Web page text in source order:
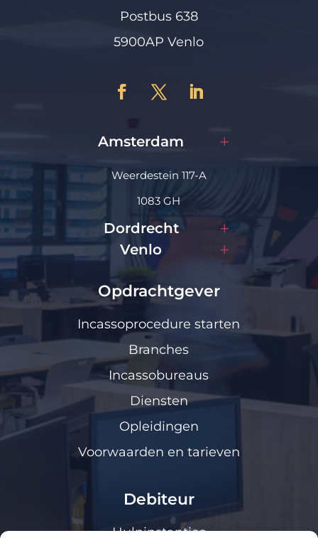
Postbus 638
5900AP Venlo
Amsterdam
Weerdestein 117-A
1083 GH
Dordrecht
Venlo
Opdrachtgever
Incassoprocedure starten
Branches
Incassobureaus
Diensten
Opleidingen
Voorwaarden en tarieven
Debiteur
Hulpinstanties